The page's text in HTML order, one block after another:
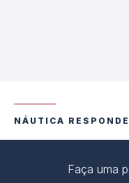
NÁUTICA RESPONDE
Faça uma